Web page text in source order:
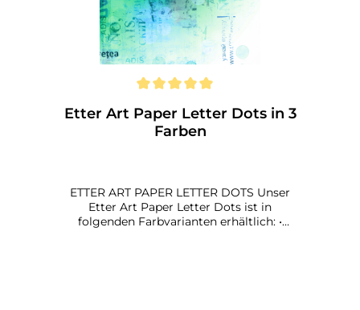
Etter Art Paper Letter Dots in 3
Farben
ETTER ART PAPER LETTER DOTS Unser
Etter Art Paper Letter Dots ist in
folgenden Farbvarianten erhältlich: •